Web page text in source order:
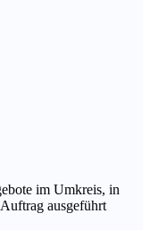
im Umkreis, in
ausgeführt